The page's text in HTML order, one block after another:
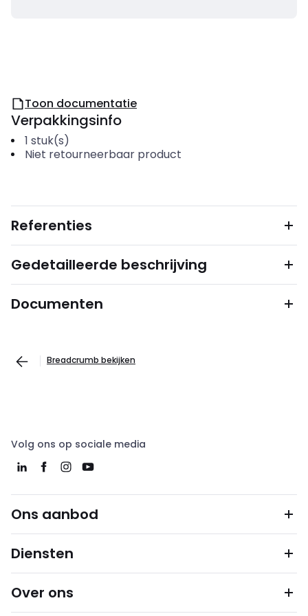
Toon documentatie
Verpakkingsinfo
1 stuk(s)
Niet retourneerbaar product
Referenties
Gedetailleerde beschrijving
Documenten
Breadcrumb bekijken
Volg ons op sociale media
Ons aanbod
Diensten
Over ons